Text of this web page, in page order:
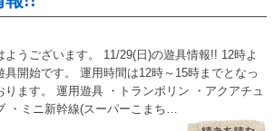
ようございます。 11/29(日)の遊具情報!! 12時よ
具開始です。 運用時間は12時～15時までとなっ
ります。 運用遊具 ・トランポリン ・アクアチュ
・ミニ新幹線(スーパーこまち…